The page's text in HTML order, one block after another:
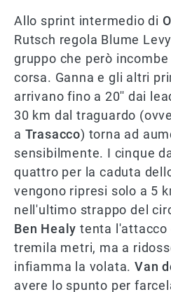
Allo sprint intermedio di
Rutsch regola Blume
gruppo che però
corsa. Ganna e gli altri
arrivano fino a 20'' dai
30 km dal traguardo
a Trasacco) torna ad
sensibilmente. I cinque
quattro per la caduta
vengono ripresi solo a 5
nell'ultimo strappo del
Ben Healy tenta l'attacco
tremila metri, ma a
infiamma la volata.Van
avere lo spunto per